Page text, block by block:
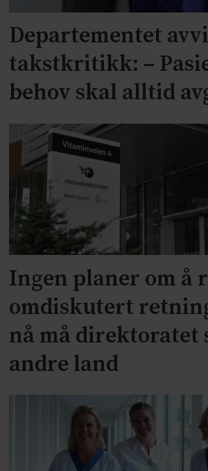
Departementet
takstkritikk: –
behov skal alltid
Ingen planer om å
omdiskutert
nå må direktoratet
andre land